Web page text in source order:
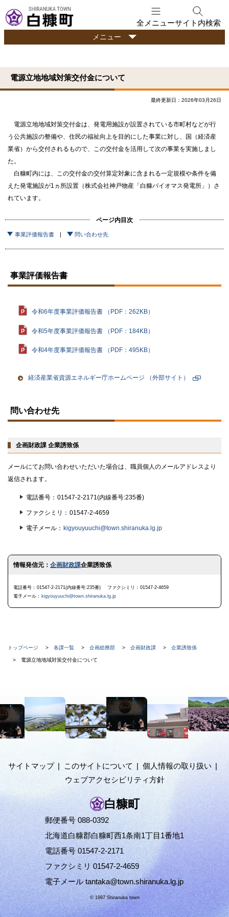
文
へ
ュ
へ
全メニューサイト内検索
行
政
報
メニュー
電源立地地域対策交付金について
最終更新日：2026年03月26日
電源立地地域対策交付金は、発電用施設が設置されている市町村などが行
う公共施設の整備や、住民の福祉向上を目的にした事業に対し、国（経済産
業省）から交付されるもので、この交付金を活用して次の事業を実施しまし
た。
白糠町内には、この交付金の交付算定対象に含まれる一定規模や条件を備
えた発電施設が1ヵ所設置（株式会社神戸物産「白糠バイオマス発電所」）さ
れています。
ページ内目次
事業評価報告書 問い合わせ先
事業評価報告書
令和6年度事業評価報告書 （PDF：262KB）
令和5年度事業評価報告書 （PDF：184KB）
令和4年度事業評価報告書 （PDF：495KB）
経済産業省資源エネルギー庁ホームページ （外部サイト）
ジ
す
ッ
プ
る
問い合わせ先
企画財政課 企業誘致係
メールにてお問い合わせいただいた場合は、職員個人のメールアドレスより
返信されます。
電話番号 01547-2-2171(内線番号:235番)
ファクシミリ 01547-2-4659
電子メール kigyouyuuchi@town.shiranuka.lg.jp
ト
る
情報発信元： 企画財政課企業誘致係
電話番号 01547-2-2171(内線番号:235番) ファクシミリ
01547-2-4659
電子メール
kigyouyuuchi@town.shiranuka.lg.jp
現
在
の
階
層
トップページ 各課一覧 企画総務部 企画財政課 企業誘致係
電源立地地域対策交付金について
文
へ
メ
サイトマップ このサイトについて
個人情報の取り扱い
ウェブアクセシビリティ方針
白糠町
郵便番号 088-0392
北海道白糠郡白糠町西1条南1丁目1番地1
電話番号 01547-2-2171
ファクシミリ 01547-2-4659
電子メール tantaka@town.shiranuka.lg.jp
© 1997 Shiranuka town